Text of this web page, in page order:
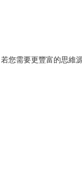
需要更豐富的思